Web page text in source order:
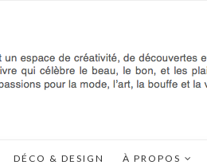
DÉCO & DESIGN À PROPOS